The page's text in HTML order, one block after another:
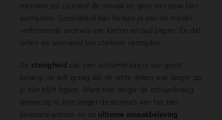
moment zal zuurstof de smaak en geur van jouw bier
aantasten. Geoxideerd bier herken je aan de minder
verfrissende aroma’s van karton en oud papier. En dat
willen we uiteraard ten sterkste vermijden.
De stevigheid van een schuimkraag is van groot
belang. Je wilt graag dat de witte deken wat langer op
je bier blijft liggen. Want hoe langer de schuimkraag
aanwezig is, hoe langer de aroma’s van het bier
bewaard worden en de ultieme smaakbeleving